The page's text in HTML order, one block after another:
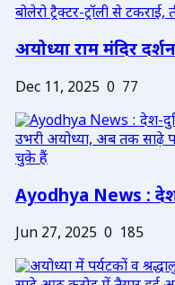
अयोध्या राम मंदिर
Dec 11, 2025 0 77
Ayodhya News :
Jun 27, 2025 0 185